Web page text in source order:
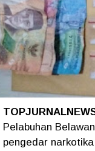
Pelabuhan
pengedar